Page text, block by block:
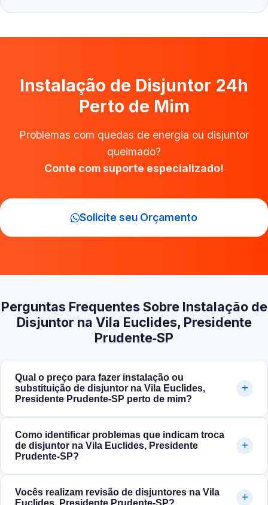
Instalação de Disjuntor 24h
Perto de Mim
Problemas com quedas de energia ou disjuntor
queimado?
Conte com suporte especializado!
Solicite seu Orçamento
Perguntas Frequentes Sobre Instalação de
Disjuntor na Vila Euclides, Presidente
Prudente‑SP
Qual o preço para fazer instalação ou
substituição de disjuntor na Vila Euclides,
Presidente Prudente‑SP perto de mim?
Como identificar problemas que indicam troca
de disjuntor na Vila Euclides, Presidente
Prudente‑SP?
Vocês realizam revisão de disjuntores na Vila
Euclides, Presidente Prudente‑SP?